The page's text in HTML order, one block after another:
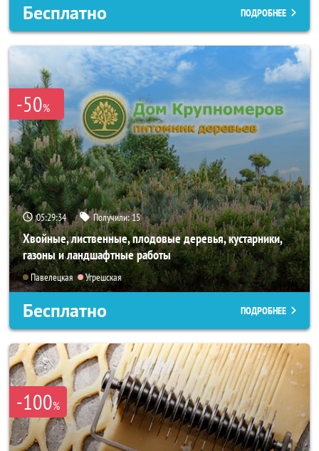
Бесплатно ПОДРОБНЕЕ
-50%
05:29:32 Получили:15
Хвойные, лиственные, плодовые деревья, кустарники,
газоны и ландшафтные работы
Павелецкая Угрешская
Бесплатно ПОДРОБНЕЕ
-100%